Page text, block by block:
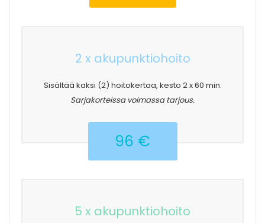
2 x akupunktiohoito
Sisältää kaksi (2) hoitokertaa, kesto 2 x 60 min.
Sarjakorteissa voimassa tarjous.
96 €
5 x akupunktiohoito